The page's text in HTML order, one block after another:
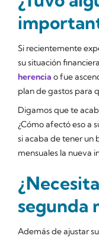
Si recientemente
su situación
herencia o fue
plan de gastos para
Digamos que te
¿Cómo afectó eso a
si acaba de tener un
mensuales la nueva
segunda
Además de ajustar